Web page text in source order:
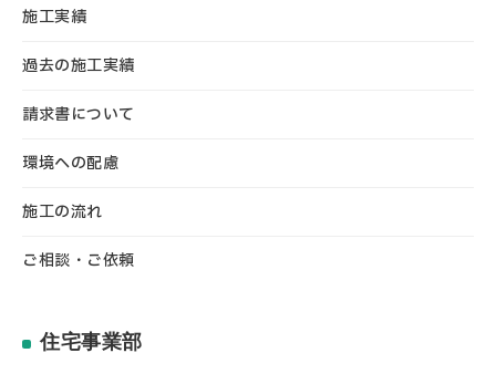
施工実績
過去の施工実績
請求書について
環境への配慮
施工の流れ
ご相談・ご依頼
住宅事業部